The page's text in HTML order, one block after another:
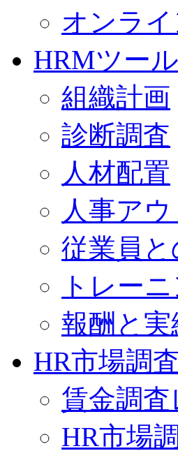
オンラ
HRMツー
組織計画
診断調査
人材配置
人事ア
従業員
トレー
報酬と実
HR市場調査
賃金調査
HR市場